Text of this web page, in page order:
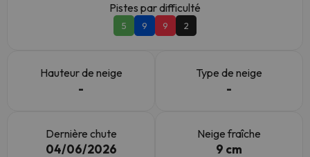
Pistes par difficulté
5 9 9 2
Hauteur de neige
-
Type de neige
-
Dernière chute
04/06/2026
Neige fraîche
9 cm